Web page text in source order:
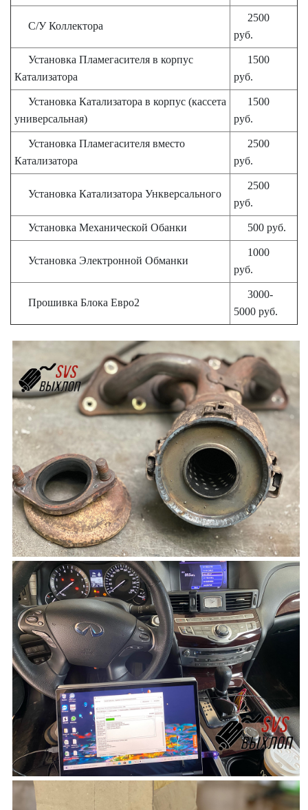
С/У Коллектора
2500
руб.
Установка Пламегасителя в корпус
Катализатора
1500
руб.
Установка Катализатора в корпус (кассета
универсальная)
1500
руб.
Установка Пламегасителя вместо
Катализатора
2500
руб.
Установка Катализатора Ункверсального
2500
руб.
Установка Механической Обанки 500 руб.
Установка Электронной Обманки
1000
руб.
Прошивка Блока Евро2
3000-
5000 руб.